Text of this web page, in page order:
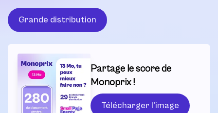
Grande distribution
Partage le score de
Monoprix !
Télécharger l'image